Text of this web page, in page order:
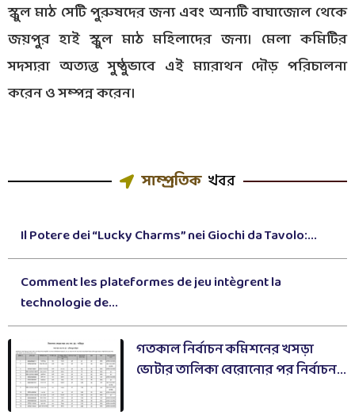
স্কুল মাঠ সেটি পুরুষদের জন্য এবং অন্যটি বাঘাজোল থেকে
জয়পুর হাই স্কুল মাঠ মহিলাদের জন্য। মেলা কমিটির
সদস্যরা অত্যন্ত সুষ্ঠুভাবে এই ম্যারাথন দৌড় পরিচালনা
করেন ও সম্পন্ন করেন।
সাম্প্রতিক খবর
Il Potere dei “Lucky Charms” nei Giochi da Tavolo:...
Comment les plateformes de jeu intègrent la
technologie de...
গতকাল নির্বাচন কমিশনের খসড়া
ভোটার তালিকা বেরোনোর পর নির্বাচন...